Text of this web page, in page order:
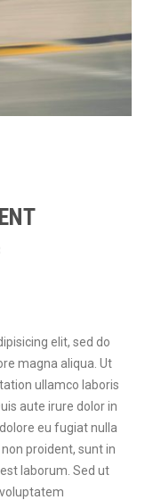
elit, sed do
magna aliqua. Ut
ullamco laboris
aute irure dolor in
eu fugiat nulla
proident, sunt in
laborum. Sed ut